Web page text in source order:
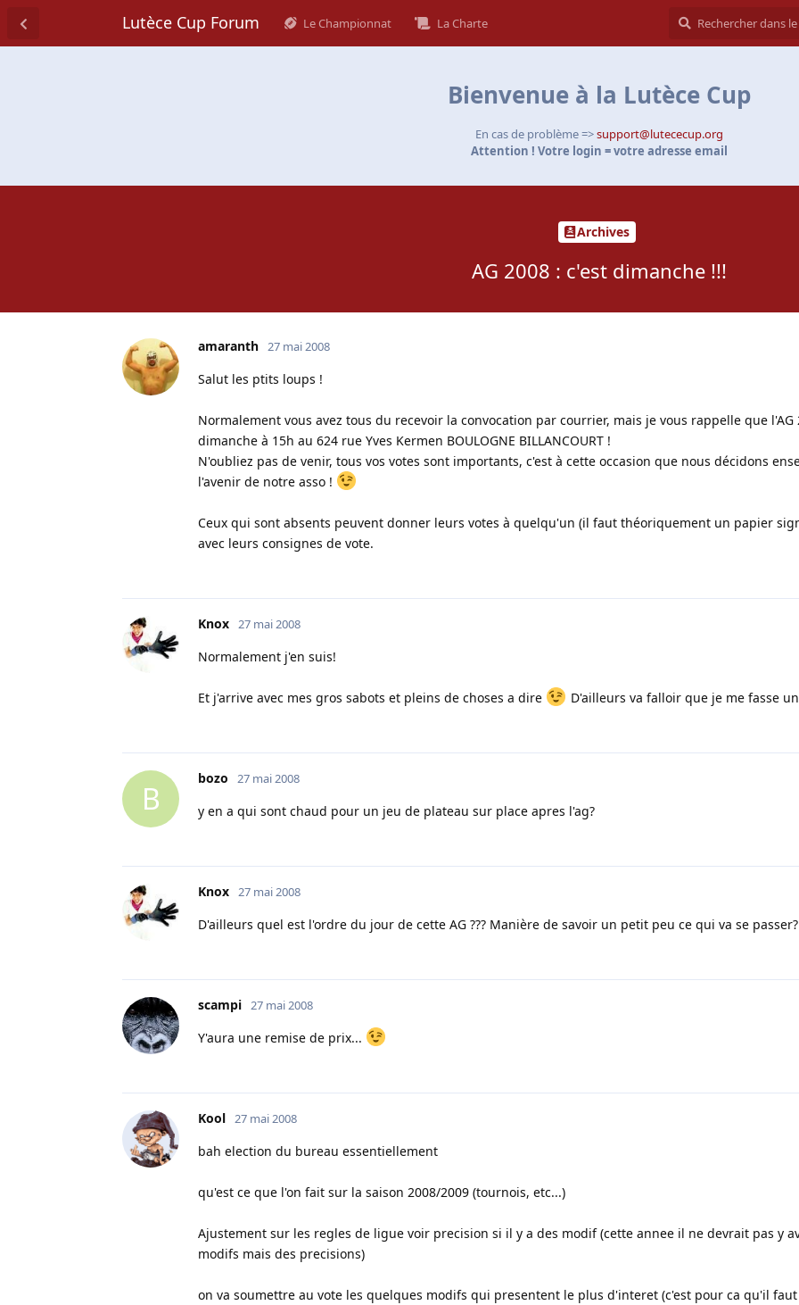
Lutèce Cup Forum Le Championnat La Charte
Bienvenue à la Lutèce Cup
En cas de problème =>support@lutececup.org
Attention ! Votre login = votre adresse email
Archives
AG 2008 : c'est dimanche !!!
amaranth 27 mai 2008
Salut les ptits loups !
Normalement vous avez tous du recevoir la convocation par courrier, mais je vous rappelle que l'AG
dimanche à 15h au 624 rue Yves Kermen BOULOGNE BILLANCOURT !
N'oubliez pas de venir, tous vos votes sont importants, c'est à cette occasion que nous décidons
l'avenir de notre asso !
Ceux qui sont absents peuvent donner leurs votes à quelqu'un (il faut théoriquement un papier
avec leurs consignes de vote.
Knox 27 mai 2008
Normalement j'en suis!
Et j'arrive avec mes gros sabots et pleins de choses a dire D'ailleurs va falloir que je me fasse
B
bozo 27 mai 2008
y en a qui sont chaud pour un jeu de plateau sur place apres l'ag?
Knox 27 mai 2008
D'ailleurs quel est l'ordre du jour de cette AG ??? Manière de savoir un petit peu ce qui va se passer?
scampi 27 mai 2008
Y'aura une remise de prix...
Kool 27 mai 2008
bah election du bureau essentiellement
qu'est ce que l'on fait sur la saison 2008/2009 (tournois, etc...)
Ajustement sur les regles de ligue voir precision si il y a des modif (cette annee il ne devrait pas y
modifs mais des precisions)
on va soumettre au vote les quelques modifs qui presentent le plus d'interet (c'est pour ca qu'il